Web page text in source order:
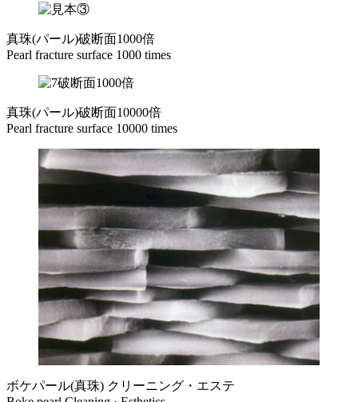
真珠(パール)破断面1000倍
Pearl fracture surface 1000 times
真珠(パール)破断面10000倍
Pearl fracture surface 10000 times
ボケパール(真珠) クリーニング・エステ